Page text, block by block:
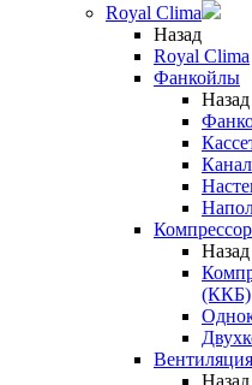
Royal Clima
Назад
Royal Clima
Фанкойлы
Назад
Назад
(ККБ)
Вентиляция
Назад